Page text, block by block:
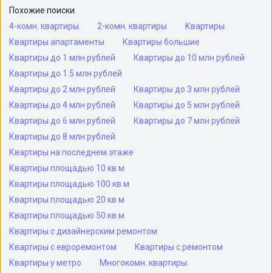
Похожие поиски
4-комн. квартиры
2-комн. квартиры
Квартиры
Квартиры апартаменты
Квартиры большие
Квартиры до 1 млн рублей
Квартиры до 10 млн рублей
Квартиры до 1.5 млн рублей
Квартиры до 2 млн рублей
Квартиры до 3 млн рублей
Квартиры до 4 млн рублей
Квартиры до 5 млн рублей
Квартиры до 6 млн рублей
Квартиры до 7 млн рублей
Квартиры до 8 млн рублей
Квартиры на последнем этаже
Квартиры площадью 10 кв м
Квартиры площадью 100 кв м
Квартиры площадью 20 кв м
Квартиры площадью 50 кв м
Квартиры с дизайнерским ремонтом
Квартиры с евроремонтом
Квартиры с ремонтом
Квартиры у метро
Многокомн. квартиры